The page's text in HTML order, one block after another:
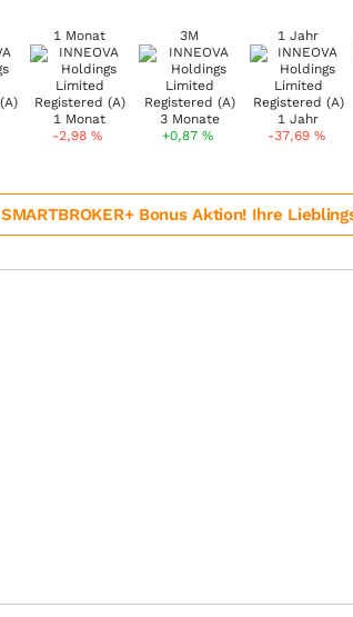
1 Monat
-2,98%
3M
+0,87 %
1 Jahr
-37,69 %
SMARTBROKER+ Bonus Aktion! Ihre